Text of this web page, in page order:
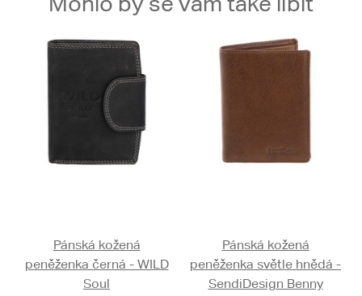
Pánská kožená
peněženka černá - WILD
Soul
Pánská kožená
peněženka světle hnědá -
SendiDesign Benny